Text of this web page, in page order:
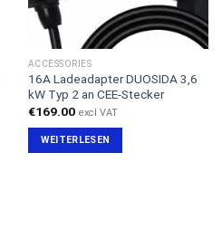
ACCESSORIES
16A Ladeadapter DUOSIDA 3,6
kW Typ 2 an CEE-Stecker
€169.00 excl VAT
WEITERLESEN